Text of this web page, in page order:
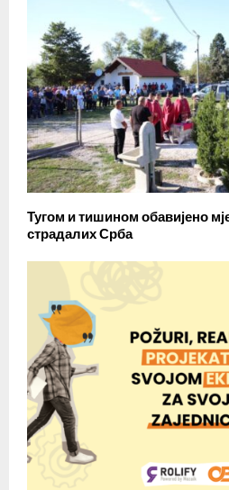
Тугом и тишином обавијено
страдалих Срба